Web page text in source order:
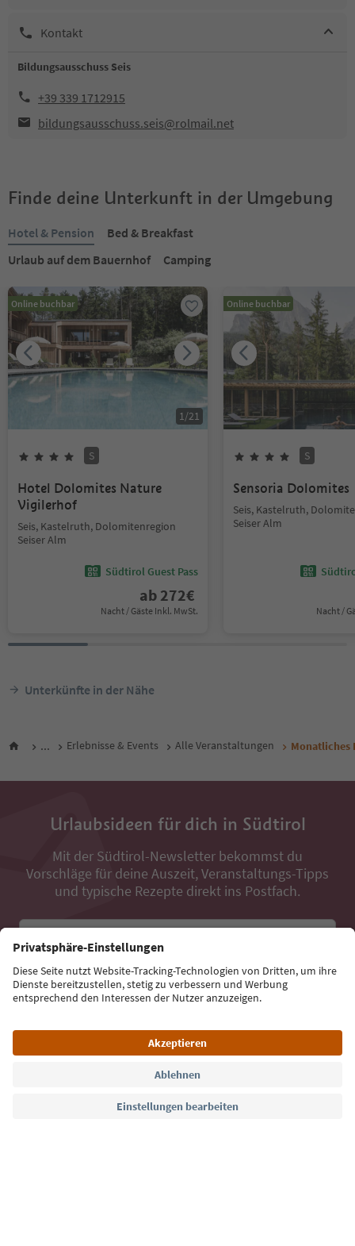
Kontakt
Bildungsausschuss Seis
+39 339 1712915
bildungsausschuss.seis@rolmail.net
Finde deine Unterkunft in der Umgebung
Hotel & Pension
Bed & Breakfast
Urlaub auf dem Bauernhof
Camping
Online buchbar
1/21
S
Hotel Dolomites Nature
Vigilerhof
Seis, Kastelruth, Dolomitenregion
Seiser Alm
Südtirol Guest Pass
ab 272€
Nacht / Gäste Inkl. MwSt.
Online buchbar
S
Sensoria Dolomites
Seis, Kastelruth,
Seiser Alm
Nacht /
Unterkünfte in der Nähe
... Erlebnisse & Events Alle Veranstaltungen Monatliches
Urlaubsideen für dich in Südtirol
Mit der Südtirol-Newsletter bekommst du
Vorschläge für deine Auszeit, Veranstaltungs-Tipps
und typische Rezepte direkt ins Postfach.
Jetzt anmelden